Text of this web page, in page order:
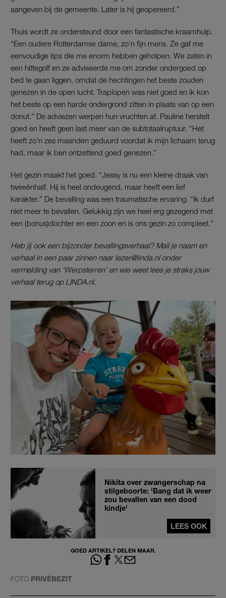
aangeven bij de gemeente. Later is hij geopereerd.”
Thuis wordt ze ondersteund door een fantastische kraamhulp.
“Een oudere Rotterdamse dame, zo’n fijn mens. Ze gaf me
eenvoudige tips die me enorm hebben geholpen. We zaten in
een hittegolf en ze adviseerde me om zonder ondergoed op
bed te gaan liggen, omdat de hechtingen het beste zouden
genezen in de open lucht. Traplopen was niet goed en ik kon
het beste op een harde ondergrond zitten in plaats van op een
donut.” De adviezen werpen hun vruchten af. Pauline herstelt
goed en heeft geen last meer van de subtotaalruptuur. “Het
heeft zo’n zes maanden geduurd voordat ik mijn lichaam terug
had, maar ik ben ontzettend goed genezen.”
Het gezin maakt het goed. “Jessy is nu een kleine draak van
tweeënhalf. Hij is heel ondeugend, maar heeft een lief
karakter.” De bevalling was een traumatische ervaring. “Ik durf
niet meer te bevallen. Gelukkig zijn we heel erg gezegend met
een (bonus)dochter en een zoon en is ons gezin zo compleet.”
Heb jij ook een bijzonder bevallingsverhaal? Mail je naam en
verhaal in een paar zinnen naar lezer@linda.nl onder
vermelding van ‘Werpsterren’ en wie weet lees je straks jouw
verhaal terug op LINDA.nl.
Nikita over zwangerschap na
stilgeboorte: 'Bang dat ik weer
zou bevallen van een dood
kindje'
LEES OOK
GOED ARTIKEL? DELEN MAAR.
FOTO PRIVÉBEZIT